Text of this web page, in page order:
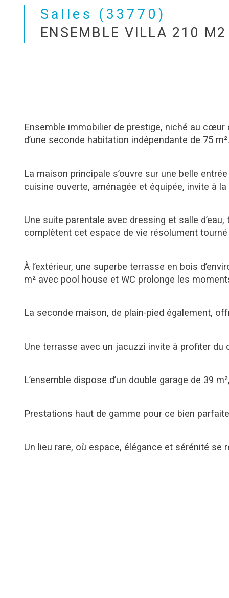
Salles (33770)
ENSEMBLE VILLA 210
Ensemble immobilier de prestige, niché au cœur
d’une seconde habitation indépendante de 75
La maison principale s’ouvre sur une belle
cuisine ouverte, aménagée et équipée, invite à
Une suite parentale avec dressing et salle
complètent cet espace de vie résolument
À l’extérieur, une superbe terrasse en bois
m² avec pool house et WC prolonge les
La seconde maison, de plain-pied également,
Une terrasse avec un jacuzzi invite à profiter du
L’ensemble dispose d’un double garage de 39
Prestations haut de gamme pour ce bien
Un lieu rare, où espace, élégance et sérénité se